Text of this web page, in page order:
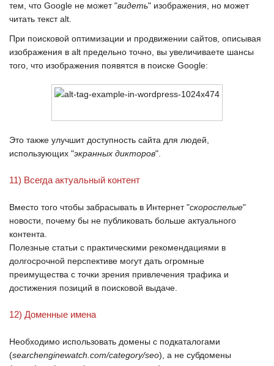
тем, что Google не может "видеть" изображения, но может
читать текстalt
При поисковой оптимизации и продвижении сайтов, описывая
изображения в alt предельно точно, вы увеличиваете шансы
того, что изображения появятся в поиске Google:
Это также улучшит доступность сайта для людей,
использующих "экранных дикторов".
11) Всегда актуальный контент
Вместо того чтобы забрасывать в Интернет "скороспелые"
новости, почему бы не публиковать больше актуального
контента.
Полезные статьи с практическими рекомендациями в
долгосрочной перспективе могут дать огромные
преимущества с точки зрения привлечения трафика и
достижения позиций в поисковой выдаче.
12) Доменные имена
Необходимо использовать домены с подкаталогами
(searchenginewatch.com/category/seo), а не субдомены